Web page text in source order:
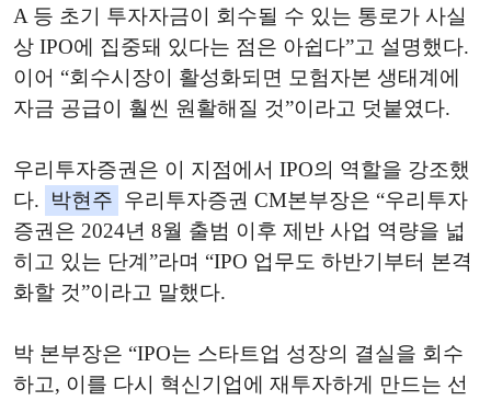
A 등 초기 투자자금이 회수될 수 있는 통로가 사실
상 IPO에 집중돼 있다는 점은 아쉽다”고 설명했다.
이어 “회수시장이 활성화되면 모험자본 생태계에
자금 공급이 훨씬 원활해질 것”이라고 덧붙였다.
우리투자증권은 이 지점에서 IPO의 역할을 강조했
다.
박현주 우리투자증권 CM본부장은 “우리투자
증권은 2024년 8월 출범 이후 제반 사업 역량을 넓
히고 있는 단계”라며 “IPO 업무도 하반기부터 본격
화할 것”이라고 말했다.
박 본부장은 “IPO는 스타트업 성장의 결실을 회수
하고, 이를 다시 혁신기업에 재투자하게 만드는 선